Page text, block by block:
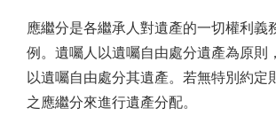
應繼分是各繼承人對遺產的一切權利義
例。遺囑人以遺囑自由處分遺產為原則
以遺囑自由處分其遺產。若無特別約定
之應繼分來進行遺產分配。